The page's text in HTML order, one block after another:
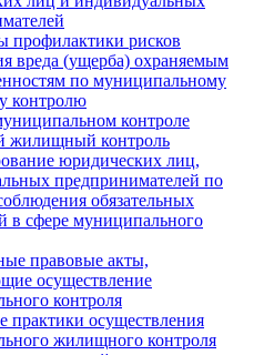
профилактики рисков
вреда (ущерба) охраняемым
по муниципальному
контролю
контроле
жилищный контроль
юридических лиц,
предпринимателей по
обязательных
в сфере муниципального
правовые акты,
осуществление
контроля
практики осуществления
жилищного контроля